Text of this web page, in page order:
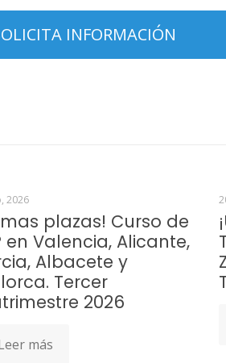
2026
plazas! Curso de
en Valencia, Alicante,
Albacete y
Tercer
2026
más